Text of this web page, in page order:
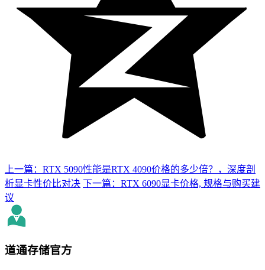
上一篇：RTX 5090性能是RTX 4090价格的多少倍？，深度剖
析显卡性价比对决 下一篇：RTX 6090显卡价格, 规格与购买建
议
道通存储官方